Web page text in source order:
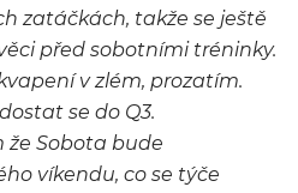
zatáčkách, takže se ještě
před sobotními tréninky.
v zlém, prozatím.
se do Q3.
že Sobota bude
víkendu, co se týče